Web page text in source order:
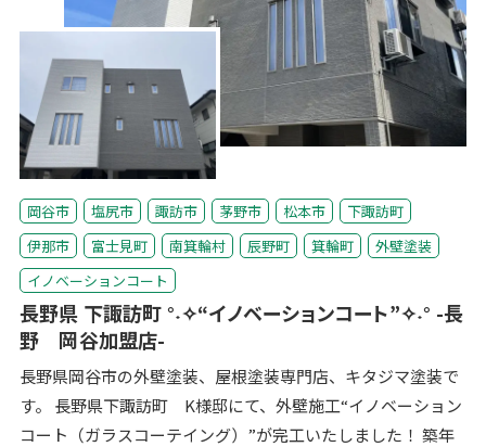
岡谷市 塩尻市 諏訪市 茅野市 松本市
下諏訪町
伊那市
富士見町 南箕輪村 辰野町 箕輪町
外壁塗装
イノベーションコート
長野県 下諏訪町 °˖✧“イノベーションコート”✧˖° -長
野 岡谷加盟店-
長野県岡谷市の外壁塗装、屋根塗装専門店、キタジマ塗装で
す。 長野県下諏訪町 K様邸にて、外壁施工“イノベーション
コート（ガラスコーテイング）”が完工いたしました！ 築年